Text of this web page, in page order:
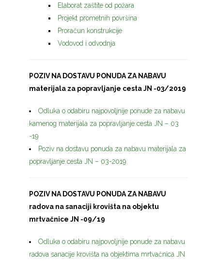
Elaborat zaštite od požara
Projekt prometnih površina
Proračun konstrukcije
Vodovod i odvodnja
POZIV NA DOSTAVU PONUDA ZA NABAVU
materijala za popravljanje cesta JN -03/2019
Odluka o odabiru najpovoljnije ponude za nabavu
kamenog materijala za popravljanje cesta JN – 03
-19
Poziv na dostavu ponuda za nabavu materijala za
popravljanje cesta JN – 03-2019
POZIV NA DOSTAVU PONUDA ZA NABAVU
radova na sanaciji krovišta na objektu
mrtvačnice JN -09/19
Odluka o odabiru najpovoljnije ponude za nabavu
radova sanacije krovišta na objektima mrtvačnica JN